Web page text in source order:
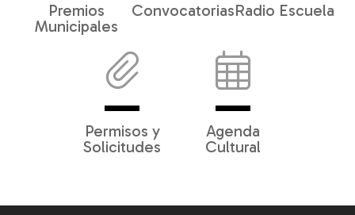
Premios
Municipales
ConvocatoriasRadio Escuela
Permisos y
Solicitudes
Agenda
Cultural